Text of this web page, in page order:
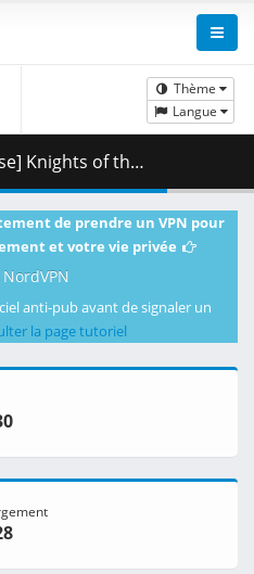
Thème
Langue
(1080p) [95C7C29D].mkv.002 ( 447.03 MB )
de prendre un VPN pour
et votre vie privée
anti-pub avant de signaler un
la page tutoriel